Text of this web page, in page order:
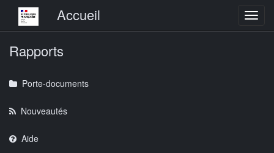
Menu principalAccueil
Rapports
Porte-documents
Nouveautés
Aide